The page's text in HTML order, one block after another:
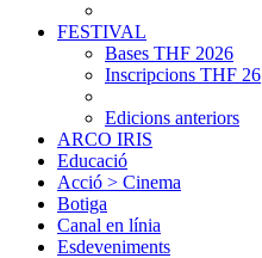
FESTIVAL
Bases THF 2026
Inscripcions THF 26
Edicions anteriors
ARCO IRIS
Educació
Acció > Cinema
Botiga
Canal en línia
Esdeveniments